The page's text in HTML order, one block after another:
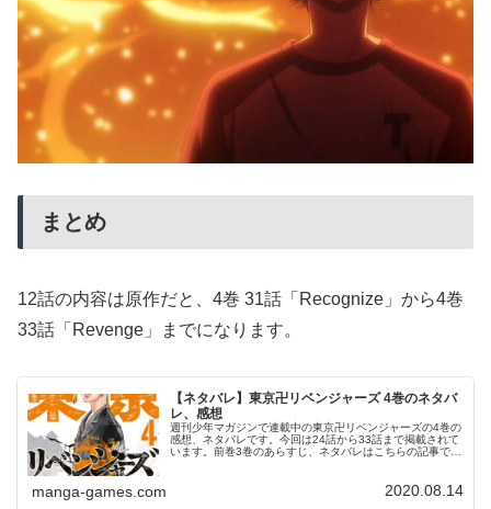
まとめ
12話の内容は原作だと、4巻 31話「Recognize」から4巻
33話「Revenge」までになります。
【ネタバレ】東京卍リベンジャーズ 4巻のネタバ
レ、感想
週刊少年マガジンで連載中の東京卍リベンジャーズの4巻の
感想、ネタバレです。今回は24話から33話まで掲載されて
います。前巻3巻のあらすじ、ネタバレはこちらの記事で
manga-games.com 2020.08.14